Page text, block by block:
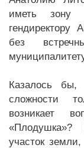
иметь зону
без
Казалось
сложности
возникает
участок